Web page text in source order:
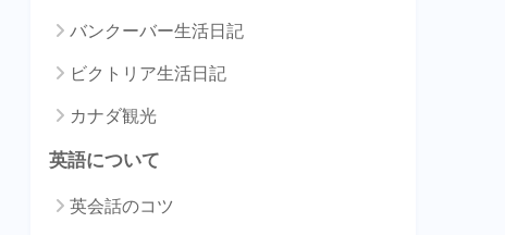
バンクーバー生活日記
ビクトリア生活日記
カナダ観光
英語について
英会話のコツ